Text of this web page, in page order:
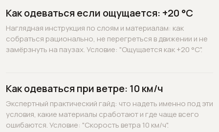
Как одеваться если ощущается: +20 °C
Наглядная инструкция по слоям и материалам: как
собраться рационально, не перегреться в движении и не
замёрзнуть на паузах. Условие: "Ощущается как +20 °C".
Как одеваться при ветре: 10 км/ч
Экспертный практический гайд: что надеть именно под эти
условия, какие материалы сработают и где чаще всего
ошибаются. Условие: "Скорость ветра 10 км/ч".